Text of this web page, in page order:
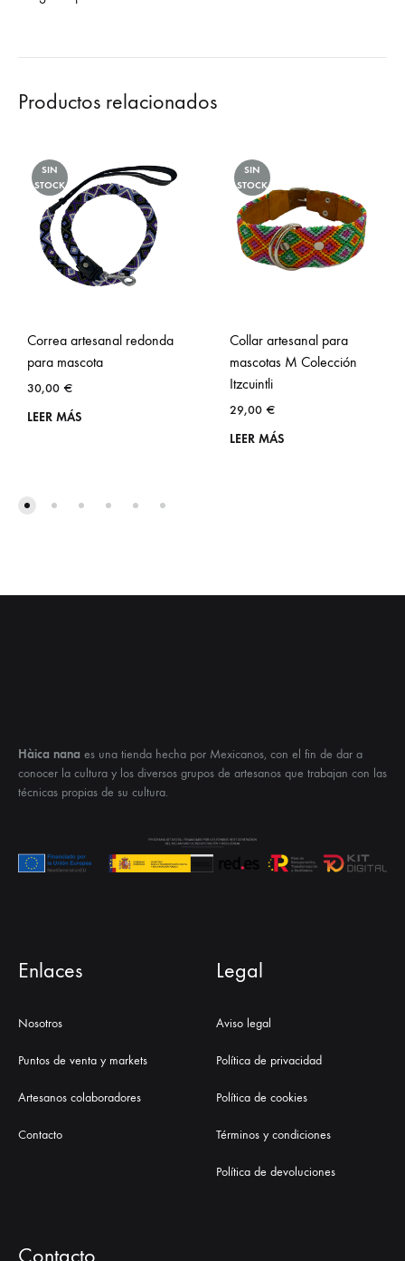
Productos relacionados
SIN
STOCK
Correa artesanal redonda
para mascota
30,00 €
LEER MÁS
SIN
STOCK
Collar artesanal para
mascotas M Colección
Itzcuintli
29,00 €
LEER MÁS
Hàica nana es una tienda hecha por Mexicanos, con el fin de dar a
conocer la cultura y los diversos grupos de artesanos que trabajan con las
técnicas propias de su cultura.
Enlaces
Nosotros
Puntos de venta y markets
Artesanos colaboradores
Contacto
Legal
Aviso legal
Política de privacidad
Política de cookies
Términos y condiciones
Política de devoluciones